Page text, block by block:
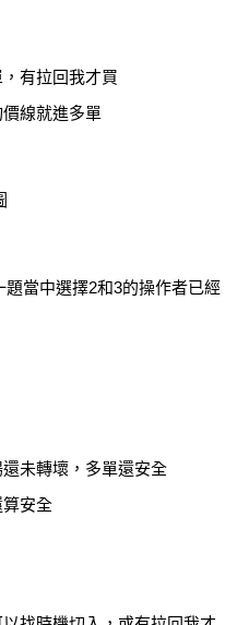
有拉回我才買
線就進多單
當中選擇2和3的操作者已經
未轉壞，多單還安全
安全